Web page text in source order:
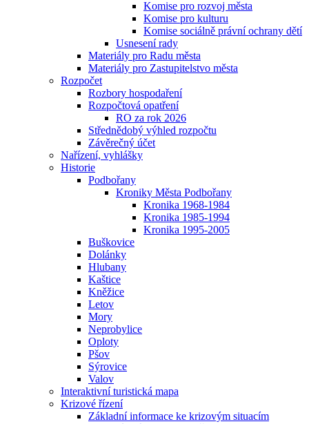
Komise pro rozvoj města
Komise pro kulturu
Komise sociálně právní ochrany dětí
Usnesení rady
Materiály pro Radu města
Materiály pro Zastupitelstvo města
Rozpočet
Rozbory hospodaření
Rozpočtová opatření
RO za rok 2026
Střednědobý výhled rozpočtu
Závěrečný účet
Nařízení, vyhlášky
Historie
Podbořany
Kroniky Města Podbořany
Kronika 1968-1984
Kronika 1985-1994
Kronika 1995-2005
Buškovice
Dolánky
Hlubany
Kaštice
Kněžice
Letov
Mory
Neprobylice
Oploty
Pšov
Sýrovice
Valov
Interaktivní turistická mapa
Krizové řízení
Základní informace ke krizovým situacím